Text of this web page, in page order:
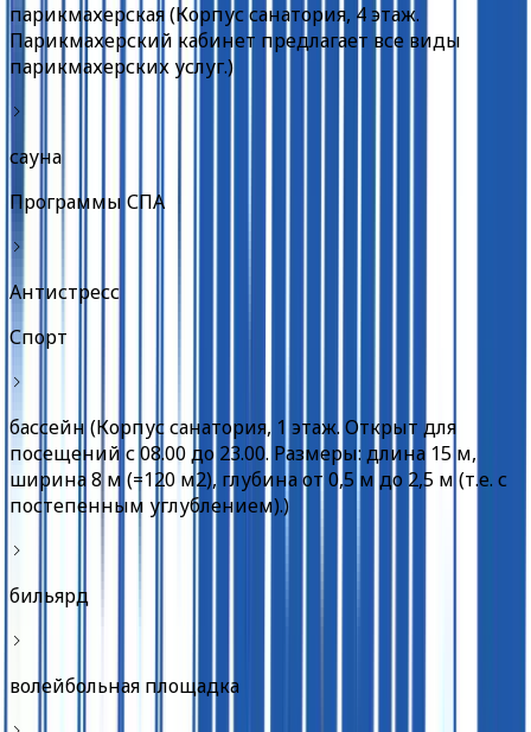
парикмахерская (Корпус санатория, 4 этаж.
Парикмахерский кабинет предлагает все виды
парикмахерских услуг.)
сауна
Программы СПА
Антистресс
Спорт
бассейн (Корпус санатория, 1 этаж. Открыт для
посещений с 08.00 до 23.00. Размеры: длина 15 м,
ширина 8 м (=120 м2), глубина от 0,5 м до 2,5 м (т.е. с
постепенным углублением).)
бильярд
волейбольная площадка